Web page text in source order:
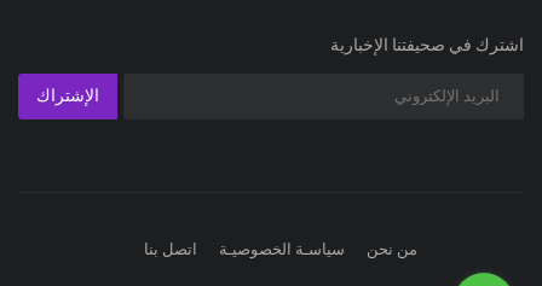
اشترك في صحيفتنا الإخبارية
الإشتراك
من نحن سياسـة الخصوصيـة اتصل بنا